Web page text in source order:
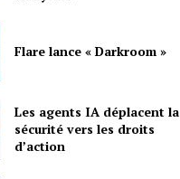
Flare lance « Darkroom »
Les agents IA déplacent la
sécurité vers les droits
d’action